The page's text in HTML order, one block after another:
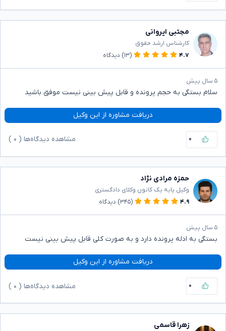
مجتبی ایروانی
کارشناس ارشد حقوق
۴.۷
(۱۳) دیدگاه
۵ سال پیش
سلام بستگی به حجم پرونده و قابل پیش بینی نیست موفق باشید
دریافت مشاوره از این وکیل
۰ مشاهده دیدگاه‌ها ( ۰
حمزه مرادی نژاد
وکیل پایه یک کانون وکلای دادگستری
۴.۹
(۳۴۵) دیدگاه
۵ سال پیش
بستگی به ادله پرونده دارد و به صورت کلی قابل پیش بینی نیست
دریافت مشاوره از این وکیل
۰ مشاهده دیدگاه‌ها ( ۰
زهرا قاسمی